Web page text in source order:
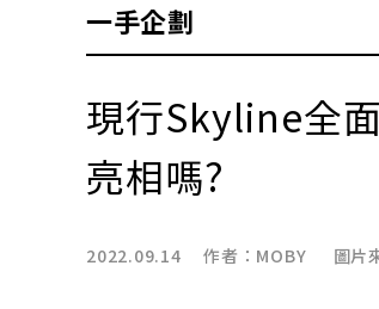
一手企劃
現行Skyline全
亮相嗎?
2022.09.14 作者： MOBY 圖片